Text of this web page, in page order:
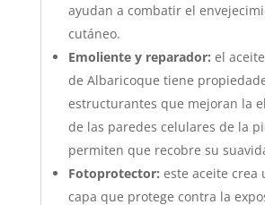
ayudan a combatir el
cutáneo.
Emoliente y reparador: el
de Albaricoque tiene
estructurantes que mejoran la
de las paredes celulares de la
permiten que recobre su
Fotoprotector: este aceite crea
capa que protege contra la